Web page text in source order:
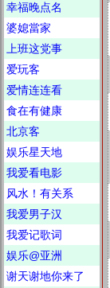
幸福晚点名
婆媳當家
上班这党事
爱玩客
爱情连连看
食在有健康
北京客
娱乐星天地
我爱看电影
风水！有关系
我爱男子汉
我爱记歌词
娱乐@亚洲
谢天谢地你来了